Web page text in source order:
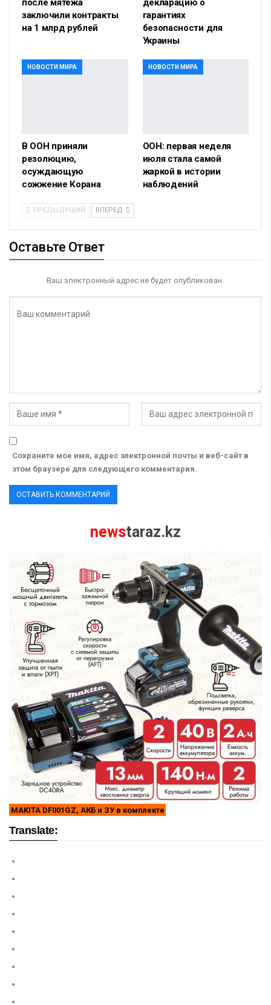
после мятежа
заключили контракты
на 1 млрд рублей
декларацию о
гарантиях
безопасности для
Украины
НОВОСТИ МИРА
В ООН приняли
резолюцию,
осуждающую
сожжение Корана
НОВОСТИ МИРА
ООН: первая неделя
июля стала самой
жаркой в истории
наблюдений
ПРЕДЫДУЩИЙ ВПЕРЕД
Оставьте Ответ
Ваш электронный адрес не будет опубликован.
Сохраните мое имя, адрес электронной почты и веб-сайт в
этом браузере для следующего комментария.
newstaraz.kz
MAKITA DF001GZ, АКБ и ЗУ в комплекте
Translate: